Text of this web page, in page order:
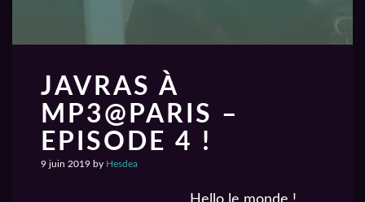
JAVRAS À
MP3@PARIS –
EPISODE 4 !
9 juin 2019 by Hesdea